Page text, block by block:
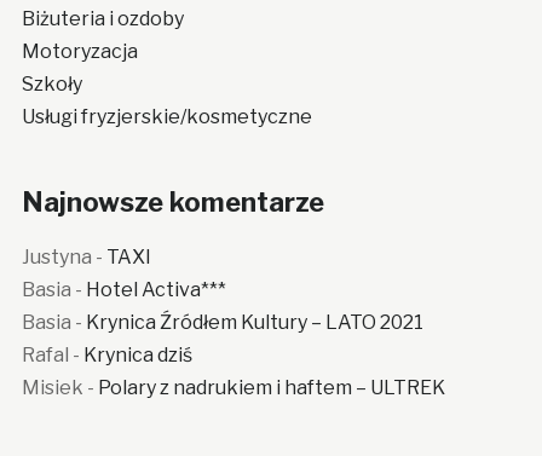
Biżuteria i ozdoby
Motoryzacja
Szkoły
Usługi fryzjerskie/kosmetyczne
Najnowsze komentarze
Justyna - TAXI
Basia - Hotel Activa***
Basia - Krynica Źródłem Kultury – LATO 2021
Rafal - Krynica dziś
Misiek - Polary z nadrukiem i haftem – ULTREK